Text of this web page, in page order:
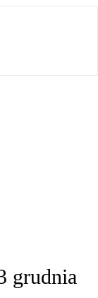
grudnia